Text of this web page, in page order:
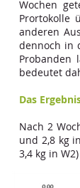
Wochen
Prortokolle
anderen
dennoch in
Probanden
bedeutet
Das
Nach 2
und 2,8 kg
3,4 kg in